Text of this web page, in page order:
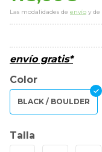
Las modalidades de envío y de
envío gratis*
Color
BLACK / BOULDER
Talla